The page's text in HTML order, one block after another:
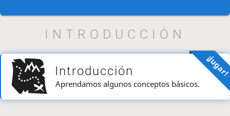
INTRODUCCIÓN
Introducción
Aprendamos algunos conceptos básicos.